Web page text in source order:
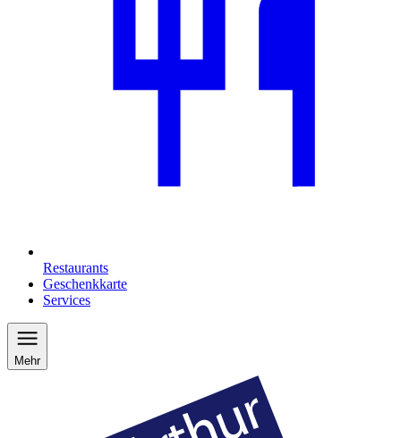
Restaurants
Geschenkkarte
Services
Mehr